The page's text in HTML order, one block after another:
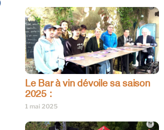
Le Bar à vin dévoile sa saison
2025 :
1 mai 2025